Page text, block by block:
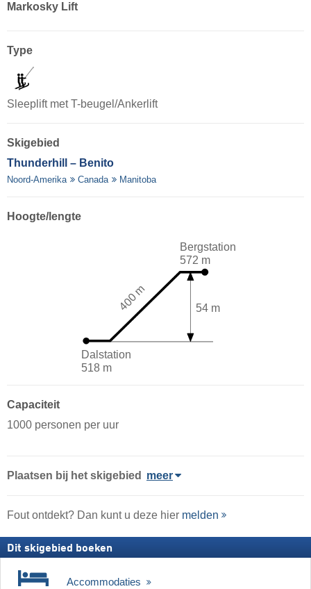
Markosky Lift
Type
Sleeplift met T-beugel/Ankerlift
Skigebied
Thunderhill – Benito
Noord-Amerika Canada Manitoba
Hoogte/lengte
Dalstation
518 m
Bergstation
572 m
54 m
400 m
Capaciteit
1000 personen per uur
Plaatsen bij het skigebied meer
Fout ontdekt? Dan kunt u deze hier melden
Dit skigebied boeken
Accommodaties